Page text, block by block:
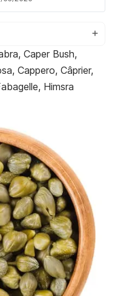
Caper Bush,
Cappero, Câprier,
Himsra